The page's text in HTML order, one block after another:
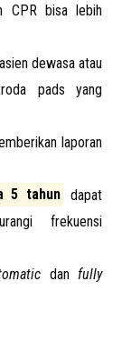
CPR bisa lebih
dewasa atau
pads yang
laporan
5 tahun dapat
frekuensi
dan fully